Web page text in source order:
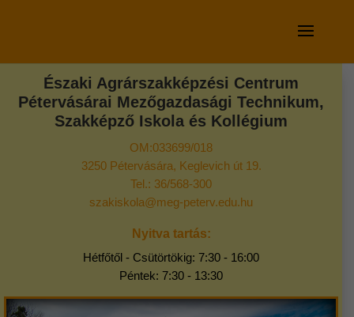
Északi Agrárszakképzési Centrum
Pétervásárai Mezőgazdasági Technikum,
Szakképző Iskola és Kollégium
OM:033699/018
3250 Pétervására, Keglevich út 19.
Tel.: 36/568-300
szakiskola@meg-peterv.edu.hu
Nyitva tartás:
Hétfőtől - Csütörtökig: 7:30 - 16:00
Péntek: 7:30 - 13:30